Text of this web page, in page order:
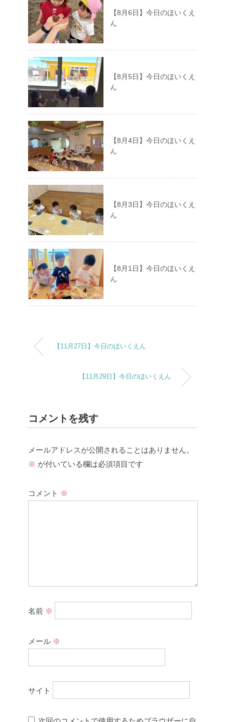
【8月6日】今日のほいくえ
ん
【8月5日】今日のほいくえ
ん
【8月4日】今日のほいくえ
ん
【8月3日】今日のほいくえ
ん
【8月1日】今日のほいくえ
ん
【11月27日】今日のほいくえん
【11月29日】今日のほいくえん
コメントを残す
メールアドレスが公開されることはありません。
※ が付いている欄は必須項目です
コメント ※
名前 ※
メール ※
サイト